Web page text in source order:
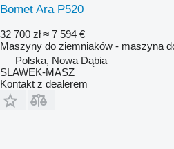
Bomet Ara P520
32 700 zł ≈ 7 594 €
Maszyny do ziemniaków - maszyna
Polska, Nowa Dąbia
SLAWEK-MASZ
Kontakt z dealerem